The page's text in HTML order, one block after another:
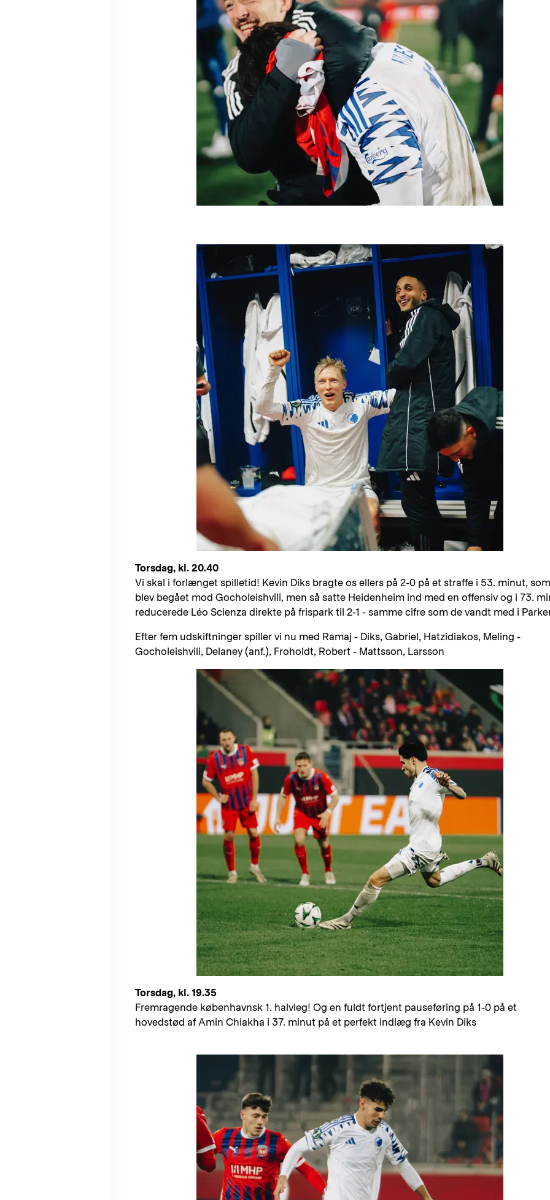
Torsdag, kl. 20.40
Vi skal i forlænget spilletid! Kevin Diks bragte os ellers på 2-0 på et straffe i 53. minut, som
blev begået mod Gocholeishvili, men så satte Heidenheim ind med en offensiv og i 73.
reducerede Léo Scienza direkte på frispark til 2-1 - samme cifre som de vandt med i
Efter fem udskiftninger spiller vi nu med Ramaj - Diks, Gabriel, Hatzidiakos, Meling -
Gocholeishvili, Delaney (anf.), Froholdt, Robert - Mattsson, Larsson
Torsdag, kl. 19.35
Fremragende københavnsk 1. halvleg! Og en fuldt fortjent pauseføring på 1-0 på et
hovedstød af Amin Chiakha i 37. minut på et perfekt indlæg fra Kevin Diks